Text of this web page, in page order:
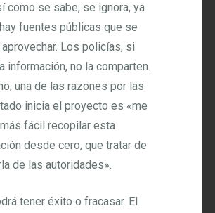
como se sabe, se ignora, ya
fuentes públicas que se
Los policías, si
información, no la comparten.
una de las razones por las
inicia el proyecto es «me
fácil recopilar esta
desde cero, que tratar de
de las autoridades».
tener éxito o fracasar. El